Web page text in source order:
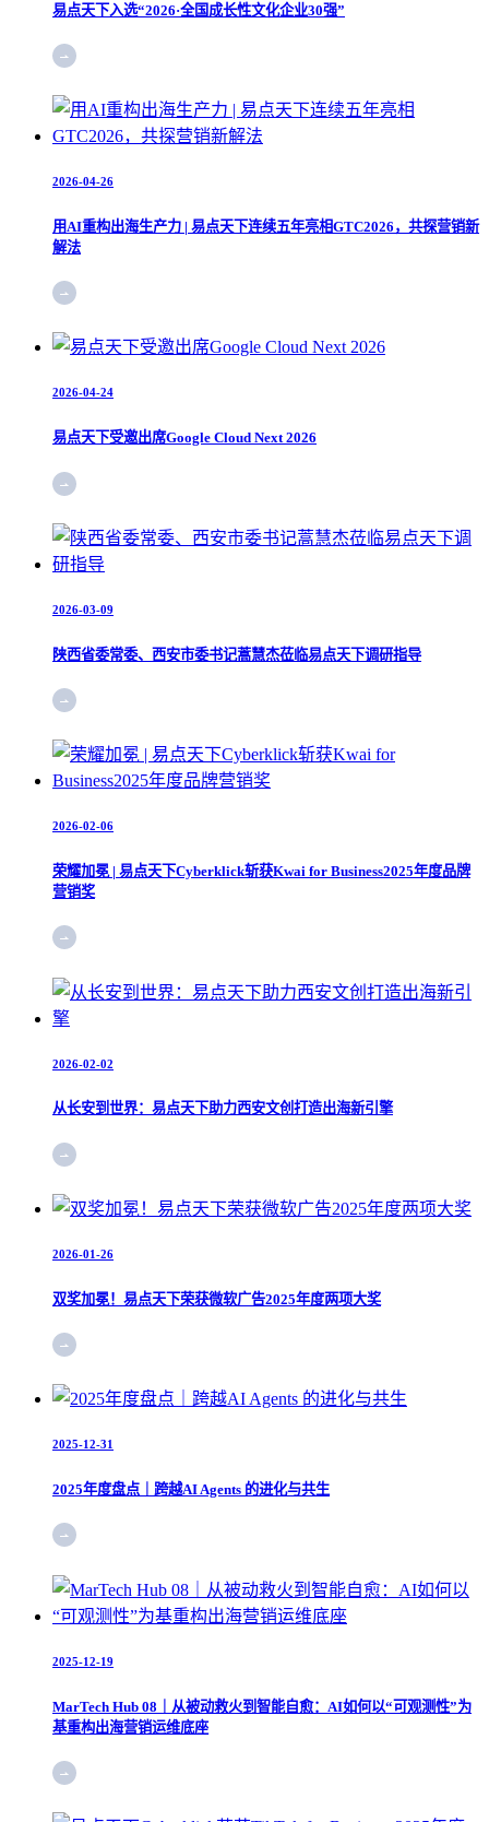
易点天下入选“2026·全国成长性文化企业30强”
2026-04-26
用AI重构出海生产力 | 易点天下连续五年亮相GTC2026，共探营销新
解法
2026-04-24
易点天下受邀出席Google Cloud Next 2026
2026-03-09
陕西省委常委、西安市委书记蒿慧杰莅临易点天下调研指导
2026-02-06
荣耀加冕 | 易点天下Cyberklick斩获Kwai for Business2025年度品牌
营销奖
2026-02-02
从长安到世界：易点天下助力西安文创打造出海新引擎
2026-01-26
双奖加冕！易点天下荣获微软广告2025年度两项大奖
2025-12-31
2025年度盘点｜跨越AI Agents 的进化与共生
2025-12-19
MarTech Hub 08｜从被动救火到智能自愈：AI如何以“可观测性”为
基重构出海营销运维底座